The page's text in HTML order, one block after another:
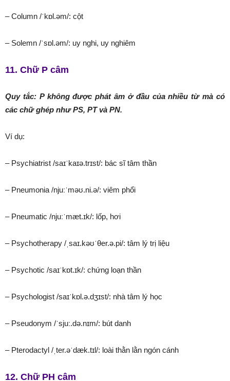
– Column /ˈkɒl.əm/: cột
– Solemn /ˈsɒl.əm/: uy nghi, uy nghiêm
11. Chữ P câm
Quy tắc: P không được phát âm ở đầu của nhiều từ mà có
các chữ ghép như PS, PT và PN.
Ví dụ:
– Psychiatrist /saɪˈkaɪə.trɪst/: bác sĩ tâm thần
– Pneumonia /njuːˈməʊ.ni.ə/: viêm phổi
– Pneumatic /njuːˈmæt.ɪk/: lốp, hơi
– Psychotherapy /ˌsaɪ.kəʊˈθer.ə.pi/: tâm lý trị liệu
– Psychotic /saɪˈkɒt.ɪk/: chứng loạn thần
– Psychologist /saɪˈkɒl.ə.dʒɪst/: nhà tâm lý học
– Pseudonym /ˈsjuː.də.nɪm/: bút danh
– Pterodactyl /ˌter.əˈdæk.tɪl/: loài thằn lằn ngón cánh
12. Chữ PH câm